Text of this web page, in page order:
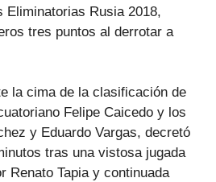
Eliminatorias Rusia 2018,
tres puntos al derrotar a
la cima de la clasificación de
Felipe Caicedo y los
y Eduardo Vargas, decretó
tras una vistosa jugada
Renato Tapia y continuada